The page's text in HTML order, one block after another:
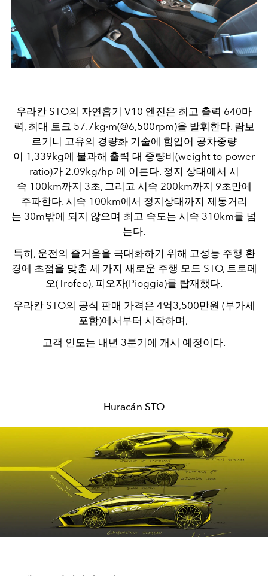
우라칸 STO의 자연흡기 V10 엔진은 최고 출력 640마
력, 최대 토크 57.7kg∙m(@6,500rpm)을 발휘한다. 람보
르기니 고유의 경량화 기술에 힘입어 공차중량
이 1,339kg에 불과해 출력 대 중량비(weight-to-power
ratio)가 2.09kg/hp 에 이른다. 정지 상태에서 시
속 100km까지 3초, 그리고 시속 200km까지 9초만에
주파한다. 시속 100km에서 정지상태까지 제동거리
는 30m밖에 되지 않으며 최고 속도는 시속 310km를 넘
는다.
특히, 운전의 즐거움을 극대화하기 위해 고성능 주행 환
경에 초점을 맞춘 세 가지 새로운 주행 모드 STO, 트로페
오(Trofeo), 피오자(Pioggia)를 탑재했다.
우라칸 STO의 공식 판매 가격은 4억3,500만원 (부가세
포함)에서부터 시작하며,
고객 인도는 내년 3분기에 개시 예정이다.
Huracán STO